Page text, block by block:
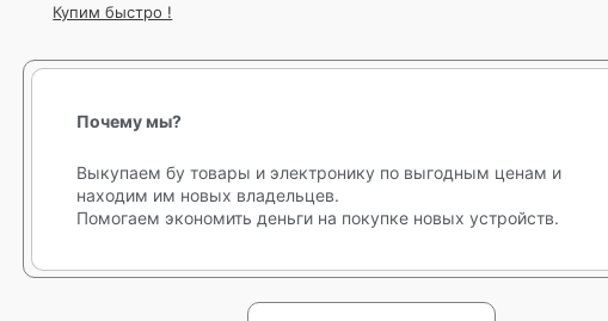
Купим быстро !
Почему мы?
Выкупаем бу товары и электронику по выгодным ценам и
находим им новых владельцев.
Помогаем экономить деньги на покупке новых устройств.